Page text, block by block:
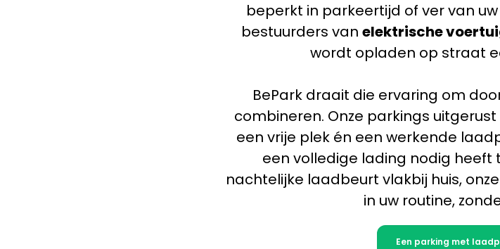
beperkt in parkeertijd of ver van
bestuurders van elektrische
wordt opladen op straat
BePark draait die ervaring om
combineren. Onze parkings
een vrije plek én een werkende
een volledige lading nodig heeft
nachtelijke laadbeurt vlakbij huis,
in uw routine,
Een parking met